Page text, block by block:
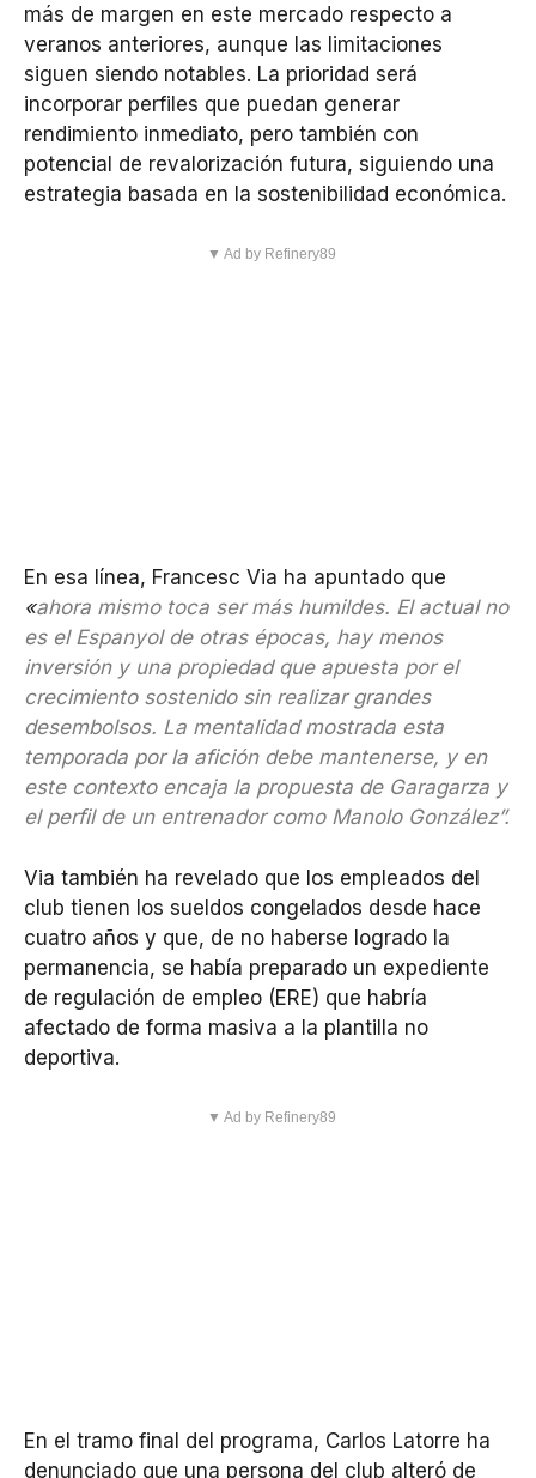
más de margen en este mercado respecto a
veranos anteriores, aunque las limitaciones
siguen siendo notables. La prioridad será
incorporar perfiles que puedan generar
rendimiento inmediato, pero también con
potencial de revalorización futura, siguiendo una
estrategia basada en la sostenibilidad económica.
▼ Ad by Refinery89
En esa línea, Francesc Via ha apuntado que
«ahora mismo toca ser más humildes. El actual no
es el Espanyol de otras épocas, hay menos
inversión y una propiedad que apuesta por el
crecimiento sostenido sin realizar grandes
desembolsos. La mentalidad mostrada esta
temporada por la afición debe mantenerse, y en
este contexto encaja la propuesta de Garagarza y
el perfil de un entrenador como Manolo González”.
Via también ha revelado que los empleados del
club tienen los sueldos congelados desde hace
cuatro años y que, de no haberse logrado la
permanencia, se había preparado un expediente
de regulación de empleo (ERE) que habría
afectado de forma masiva a la plantilla no
deportiva.
▼ Ad by Refinery89
En el tramo final del programa, Carlos Latorre ha
denunciado que una persona del club alteró de